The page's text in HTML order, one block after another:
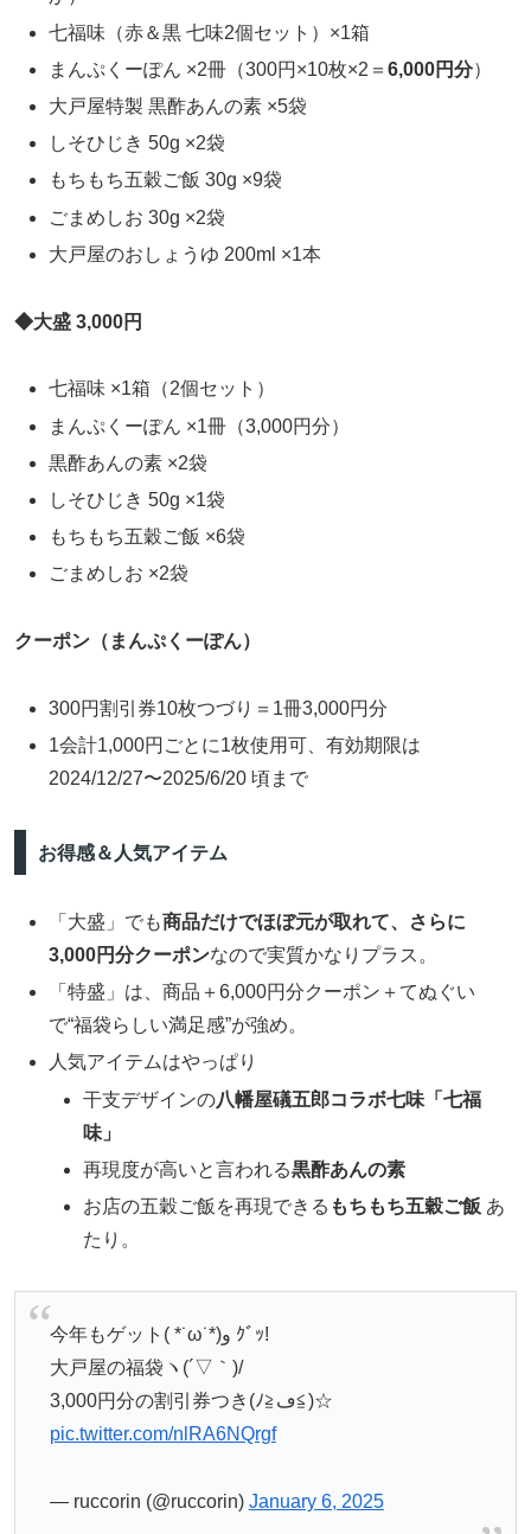
七福味（赤＆黒 七味2個セット）×1箱
まんぷくーぽん ×2冊（300円×10枚×2＝6,000円分）
大戸屋特製 黒酢あんの素 ×5袋
しそひじき 50g ×2袋
もちもち五穀ご飯 30g ×9袋
ごまめしお 30g ×2袋
大戸屋のおしょうゆ 200ml ×1本
◆大盛 3,000円
七福味 ×1箱（2個セット）
まんぷくーぽん ×1冊（3,000円分）
黒酢あんの素 ×2袋
しそひじき 50g ×1袋
もちもち五穀ご飯 ×6袋
ごまめしお ×2袋
クーポン（まんぷくーぽん）
300円割引券10枚つづり＝1冊3,000円分
1会計1,000円ごとに1枚使用可、有効期限は
2024/12/27〜2025/6/20 頃まで
お得感＆人気アイテム
「大盛」でも商品だけでほぼ元が取れて、さらに
3,000円分クーポンなので実質かなりプラス。
「特盛」は、商品＋6,000円分クーポン＋てぬぐい
で“福袋らしい満足感”が強め。
人気アイテムはやっぱり
干支デザインの八幡屋礒五郎コラボ七味「七福
味」
再現度が高いと言われる黒酢あんの素
お店の五穀ご飯を再現できる もちもち五穀ご飯 あ
たり。
今年もゲット( *˙ω˙*)و ｸﾞｯ!
大戸屋の福袋ヽ(´▽｀)/
3,000円分の割引券つき(ﾉ≧ڡ≦)☆
pic.twitter.com/nlRA6NQrgf
— ruccorin (@ruccorin) January 6, 2025